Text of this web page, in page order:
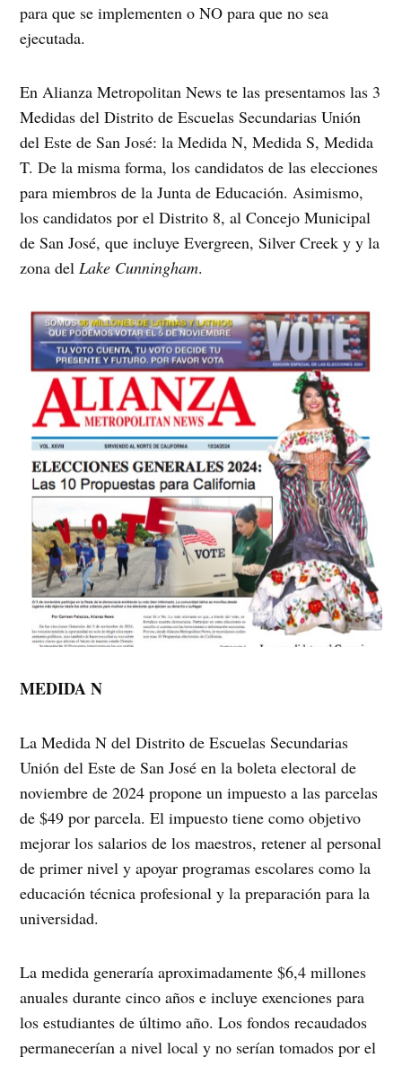
para que se implementen o NO para que no sea
ejecutada.
En Alianza Metropolitan News te las presentamos las 3
Medidas del Distrito de Escuelas Secundarias Unión
del Este de San José: la Medida N, Medida S, Medida
T. De la misma forma, los candidatos de las elecciones
para miembros de la Junta de Educación. Asimismo,
los candidatos por el Distrito 8, al Concejo Municipal
de San José, que incluye Evergreen, Silver Creek y y la
zona del Lake Cunningham.
MEDIDA N
La Medida N del Distrito de Escuelas Secundarias
Unión del Este de San José en la boleta electoral de
noviembre de 2024 propone un impuesto a las parcelas
de $49 por parcela. El impuesto tiene como objetivo
mejorar los salarios de los maestros, retener al personal
de primer nivel y apoyar programas escolares como la
educación técnica profesional y la preparación para la
universidad.
La medida generaría aproximadamente $6,4 millones
anuales durante cinco años e incluye exenciones para
los estudiantes de último año. Los fondos recaudados
permanecerían a nivel local y no serían tomados por el